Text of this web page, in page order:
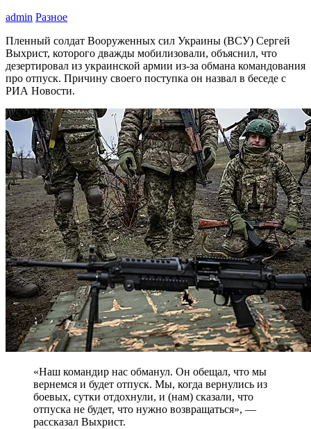
admin Разное
Пленный солдат Вооруженных сил Украины (ВСУ) Сергей
Выхрист, которого дважды мобилизовали, объяснил, что
дезертировал из украинской армии из-за обмана командования
про отпуск. Причину своего поступка он назвал в беседе с
РИА Новости.
«Наш командир нас обманул. Он обещал, что мы
вернемся и будет отпуск. Мы, когда вернулись из
боевых, сутки отдохнули, и (нам) сказали, что
отпуска не будет, что нужно возвращаться», —
рассказал Выхрист.